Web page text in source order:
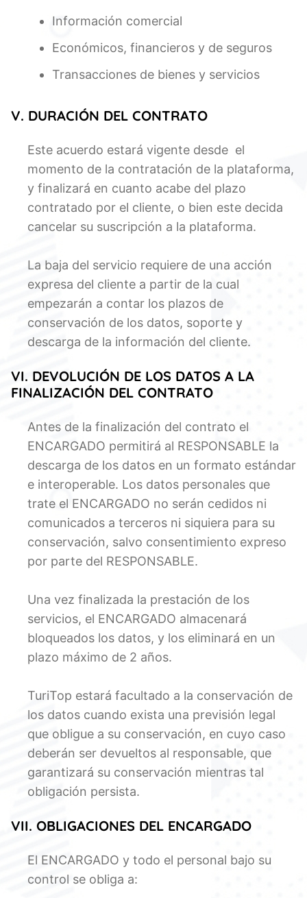
Información comercial
Económicos, financieros y de seguros
Transacciones de bienes y servicios
V. DURACIÓN DEL CONTRATO
Este acuerdo estará vigente desde el
momento de la contratación de la plataforma,
y finalizará en cuanto acabe del plazo
contratado por el cliente, o bien este decida
cancelar su suscripción a la plataforma.
La baja del servicio requiere de una acción
expresa del cliente a partir de la cual
empezarán a contar los plazos de
conservación de los datos, soporte y
descarga de la información del cliente.
VI. DEVOLUCIÓN DE LOS DATOS A LA
FINALIZACIÓN DEL CONTRATO
Antes de la finalización del contrato el
ENCARGADO permitirá al RESPONSABLE la
descarga de los datos en un formato estándar
e interoperable. Los datos personales que
trate el ENCARGADO no serán cedidos ni
comunicados a terceros ni siquiera para su
conservación, salvo consentimiento expreso
por parte del RESPONSABLE.
Una vez finalizada la prestación de los
servicios, el ENCARGADO almacenará
bloqueados los datos, y los eliminará en un
plazo máximo de 2 años.
TuriTop estará facultado a la conservación de
los datos cuando exista una previsión legal
que obligue a su conservación, en cuyo caso
deberán ser devueltos al responsable, que
garantizará su conservación mientras tal
obligación persista.
VII. OBLIGACIONES DEL ENCARGADO
El ENCARGADO y todo el personal bajo su
control se obliga a: